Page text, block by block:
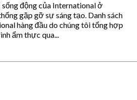
động của International ở
gặp gỡ sự sáng tạo. Danh sách
hàng đầu do chúng tôi tổng hợp
ẩm thực qua...